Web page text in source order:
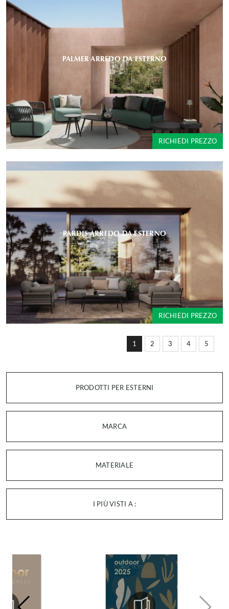
PRODOTTI PER ESTERNI
MARCA
MATERIALE
I PIÙ VISTI A :
1 2 3 4 5
PALMER ARREDO DA ESTERNO
RICHIEDI PREZZO
PARDIS ARREDO DA ESTERNO
RICHIEDI PREZZO